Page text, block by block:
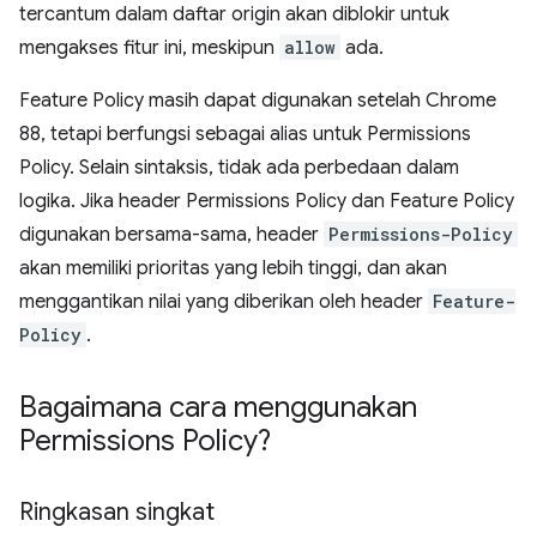
tercantum dalam daftar origin akan diblokir untuk
mengakses fitur ini, meskipun allow ada.
Feature Policy masih dapat digunakan setelah Chrome
88, tetapi berfungsi sebagai alias untuk Permissions
Policy. Selain sintaksis, tidak ada perbedaan dalam
logika. Jika header Permissions Policy dan Feature Policy
digunakan bersama-sama, header Permissions-Policy
akan memiliki prioritas yang lebih tinggi, dan akan
menggantikan nilai yang diberikan oleh header Feature-
Policy .
Bagaimana cara menggunakan
Permissions Policy?
Ringkasan singkat